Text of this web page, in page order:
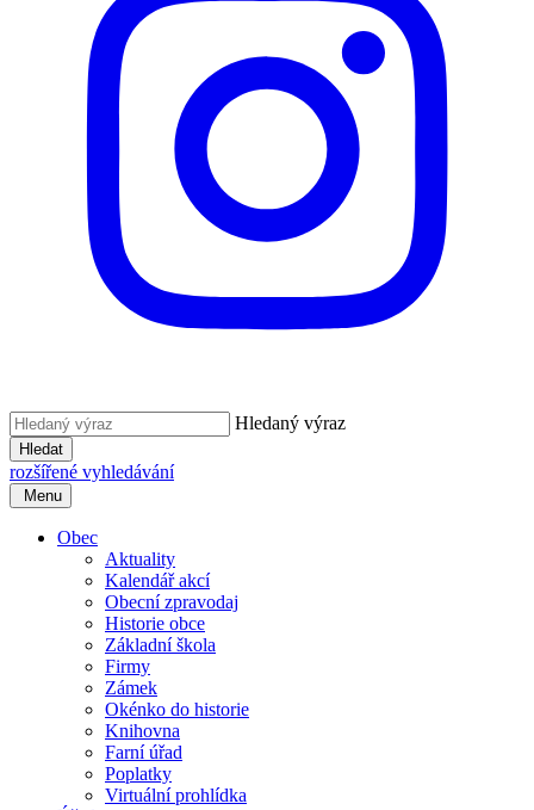
Hledaný výraz
Hledat
rozšířené vyhledávání
Menu
Obec
Aktuality
Kalendář akcí
Obecní zpravodaj
Historie obce
Základní škola
Firmy
Zámek
Okénko do historie
Knihovna
Farní úřad
Poplatky
Virtuální prohlídka